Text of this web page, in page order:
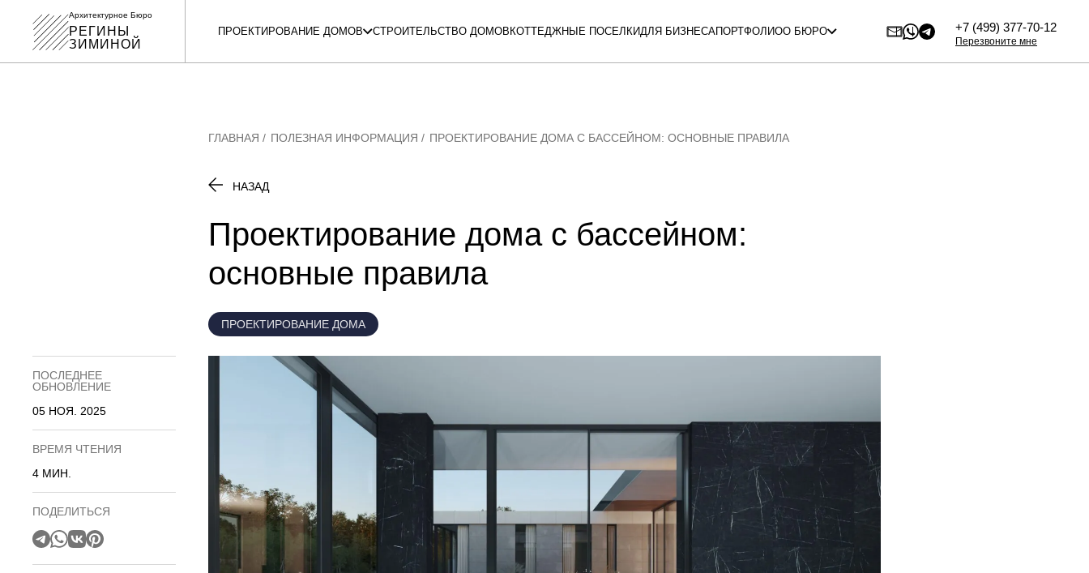
Архитектурное Бюро
РЕГИНЫ
ЗИМИНОЙ
ПРОЕКТИРОВАНИЕ ДОМОВ СТРОИТЕЛЬСТВО ДОМОВ КОТТЕДЖНЫЕ ПОСЕЛКИДЛЯ БИЗНЕСАПОРТФОЛИОО БЮРО +7 (499) 377-70-12
Перезвоните мне
ГЛАВНАЯ ПОЛЕЗНАЯ ИНФОРМАЦИЯ ПРОЕКТИРОВАНИЕ ДОМА С БАССЕЙНОМ: ОСНОВНЫЕ ПРАВИЛА
НАЗАД
Проектирование дома с бассейном:
основные правила
ПРОЕКТИРОВАНИЕ ДОМА
ПОСЛЕДНЕЕ
ОБНОВЛЕНИЕ
05 НОЯ. 2025
ВРЕМЯ ЧТЕНИЯ
4 МИН.
ПОДЕЛИТЬСЯ